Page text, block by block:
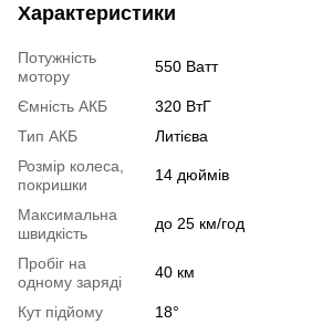
Характеристики
Потужність
мотору
550 Ватт
Ємність АКБ
320 ВтГ
Тип АКБ
Литієва
Розмір колеса,
покришки
14 дюймів
Максимальна
швидкість
до 25 км/год
Пробіг на
одному заряді
40 км
Кут підйому
18°